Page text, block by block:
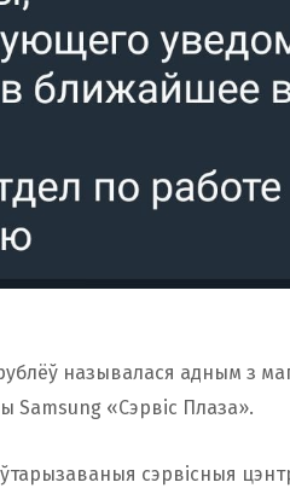
называлася адным з
«Сэрвіс Плаза».
сэрвісныя